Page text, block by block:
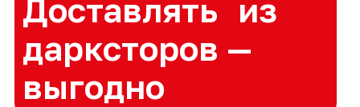
Стать курьером